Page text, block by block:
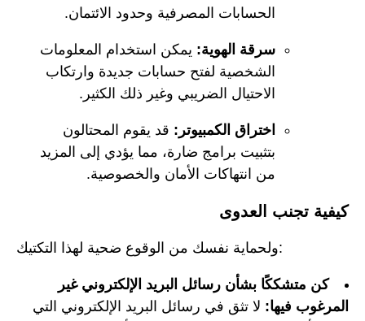
الحسابات المصرفية وحدود الائتمان.
سرقة الهوية: يمكن استخدام المعلومات
الشخصية لفتح حسابات جديدة وارتكاب
الاحتيال الضريبي وغير ذلك الكثير.
اختراق الكمبيوتر: قد يقوم المحتالون
بتثبيت برامج ضارة، مما يؤدي إلى المزيد
من انتهاكات الأمان والخصوصية.
كيفية تجنب العدوى
ولحماية نفسك من الوقوع ضحية لهذا التكتيك:
كن متشككًا بشأن رسائل البريد الإلكتروني غير
المرغوب فيها: لا تثق في رسائل البريد الإلكتروني التي